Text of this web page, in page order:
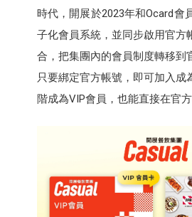
時代，開展於2023年和Ocard會
子化會員系統，並同步啟用官方
合，把集團內的會員制度轉移到
只要綁定官方帳號，即可加入成
階成為VIP會員，也能直接在官方